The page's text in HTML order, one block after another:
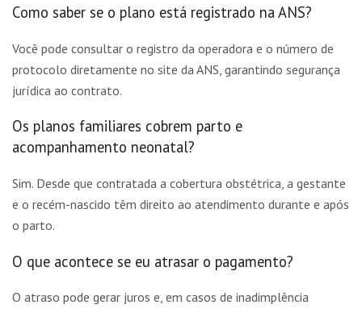
Como saber se o plano está registrado na ANS?
Você pode consultar o registro da operadora e o número de
protocolo diretamente no site da ANS, garantindo segurança
jurídica ao contrato.
Os planos familiares cobrem parto e
acompanhamento neonatal?
Sim. Desde que contratada a cobertura obstétrica, a gestante
e o recém-nascido têm direito ao atendimento durante e após
o parto.
O que acontece se eu atrasar o pagamento?
O atraso pode gerar juros e, em casos de inadimplência